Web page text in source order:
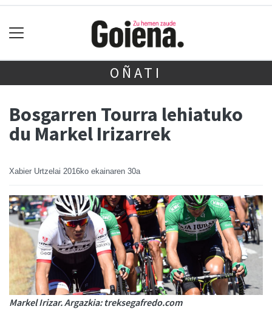
OÑATI
Bosgarren Tourra lehiatuko
du Markel Irizarrek
Xabier Urtzelai 2016ko ekainaren 30a
Markel Irizar. Argazkia: treksegafredo.com